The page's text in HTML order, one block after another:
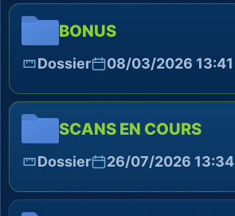
BONUS
Dossier 08/03/2026 13:41
SCANS EN COURS
Dossier 26/07/2026 13:34